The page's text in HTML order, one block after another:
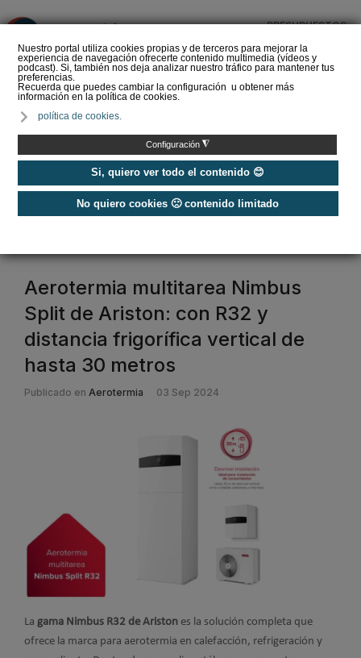
Nuestro portal utiliza cookies propias y de terceros para mejorar la
experiencia de navegación ofrecerte contenido multimedia (vídeos y
podcast). Si, también nos deja analizar nuestro tráfico para mantener tus
preferencias.
Recuerda que puedes cambiar la configuración u obtener más
información en la política de cookies.
política de cookies.
Configuración ◮
Si, quiero ver todo el contenido 😊
No quiero cookies 🙁 contenido limitado
PRESUPUESTOS
del Amperio (Episodio 3)
Etiquetas / ariston
Aerotermia multitarea Nimbus
Split de Ariston: con R32 y
distancia frigorífica vertical de
hasta 30 metros
Publicado en Aerotermia 03 Sep 2024
La gama Nimbus R32 de Ariston es la solución completa que
ofrece la marca para aerotermia en calefacción, refrigeración y